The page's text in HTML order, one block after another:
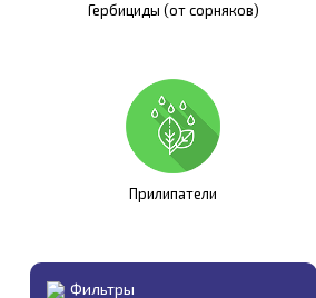
Гербициды (от сорняков)
Прилипатели
Фильтры